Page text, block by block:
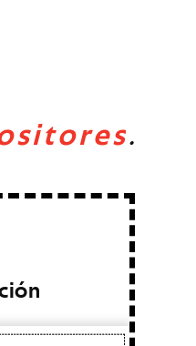
sitores.